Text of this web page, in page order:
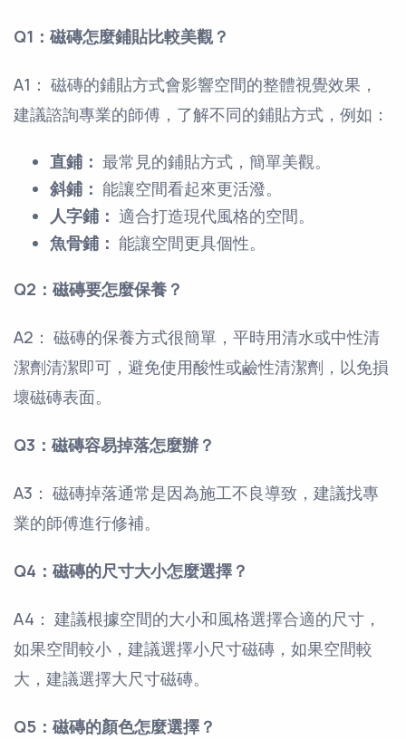
Q1：磁磚怎麼鋪貼比較美觀？
A1： 磁磚的鋪貼方式會影響空間的整體視覺效果，
建議諮詢專業的師傅，了解不同的鋪貼方式，例如：
直鋪： 最常見的鋪貼方式，簡單美觀。
斜鋪： 能讓空間看起來更活潑。
人字鋪： 適合打造現代風格的空間。
魚骨鋪： 能讓空間更具個性。
Q2：磁磚要怎麼保養？
A2： 磁磚的保養方式很簡單，平時用清水或中性清
潔劑清潔即可，避免使用酸性或鹼性清潔劑，以免損
壞磁磚表面。
Q3：磁磚容易掉落怎麼辦？
A3： 磁磚掉落通常是因為施工不良導致，建議找專
業的師傅進行修補。
Q4：磁磚的尺寸大小怎麼選擇？
A4： 建議根據空間的大小和風格選擇合適的尺寸，
如果空間較小，建議選擇小尺寸磁磚，如果空間較
大，建議選擇大尺寸磁磚。
Q5：磁磚的顏色怎麼選擇？